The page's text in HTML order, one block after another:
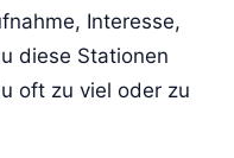
Interesse,
diese Stationen
oft zu viel oder zu